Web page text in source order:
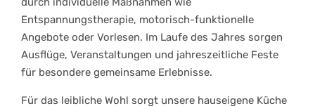
Entspannungstherapie, motorisch-funktionelle
Angebote oder Vorlesen. Im Laufe des Jahres sorgen
Ausflüge, Veranstaltungen und jahreszeitliche Feste
für besondere gemeinsame Erlebnisse.
Für das leibliche Wohl sorgt unsere hauseigene Küche